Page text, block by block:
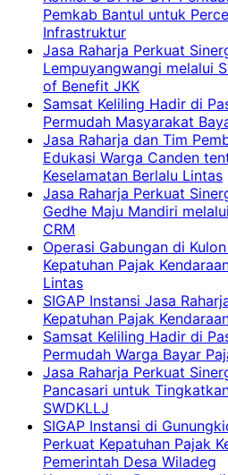
Pemkab Bantul untuk
Infrastruktur
Jasa Raharja Perkuat
Lempuyangwangi melalui
of Benefit JKK
Samsat Keliling Hadir di
Permudah Masyarakat
Jasa Raharja dan Tim
Edukasi Warga Canden
Keselamatan Berlalu Lintas
Jasa Raharja Perkuat
Gedhe Maju Mandiri
CRM
Operasi Gabungan di
Kepatuhan Pajak
Lintas
SIGAP Instansi Jasa
Kepatuhan Pajak
Samsat Keliling Hadir di
Permudah Warga Bayar
Jasa Raharja Perkuat
Pancasari untuk
SWDKLLJ
SIGAP Instansi di
Perkuat Kepatuhan Pajak
Pemerintah Desa Wiladeg